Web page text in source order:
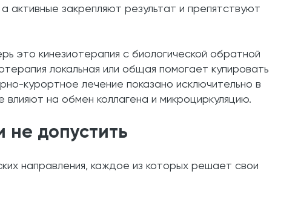
закрепляют результат и препятствуют
это кинезиотерапия с биологической обратной
локальная или общая помогает купировать
курортное лечение показано исключительно в
на обмен коллагена и микроциркуляцию.
не допустить
направления, каждое из которых решает свои